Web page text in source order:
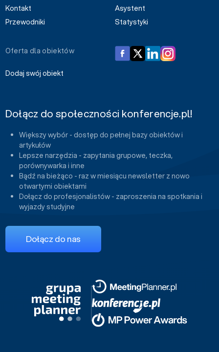
Kontakt
Przewodniki
Asystent
Statystyki
Oferta dla obiektów
Dodaj swój obiekt
Dołącz do społeczności konferencje.pl!
Większy wybór - dostęp do pełnej bazy obiektów i
artykułów
Lepsze narzędzia - zapytania grupowe, teczka,
porównywarka i inne
Bądź na bieżąco - raz w miesiącu newsletter z nowo
otwartymi obiektami
Dołącz do profesjonalistów - zaproszenia na spotkania i
wyjazdy studyjne
Dołącz do nas